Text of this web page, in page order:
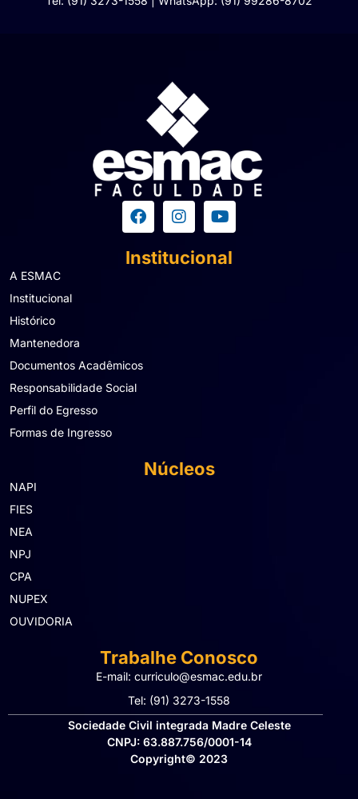
Institucional
A ESMAC
Institucional
Histórico
Mantenedora
Documentos Acadêmicos
Responsabilidade Social
Perfil do Egresso
Formas de Ingresso
Núcleos
NAPI
FIES
NEA
NPJ
CPA
NUPEX
OUVIDORIA
Trabalhe Conosco
E-mail: curriculo@esmac.edu.br
Tel: (91) 3273-1558​
Sociedade Civil integrada Madre Celeste
CNPJ: 63.887.756/0001-14
Copyright© 2023